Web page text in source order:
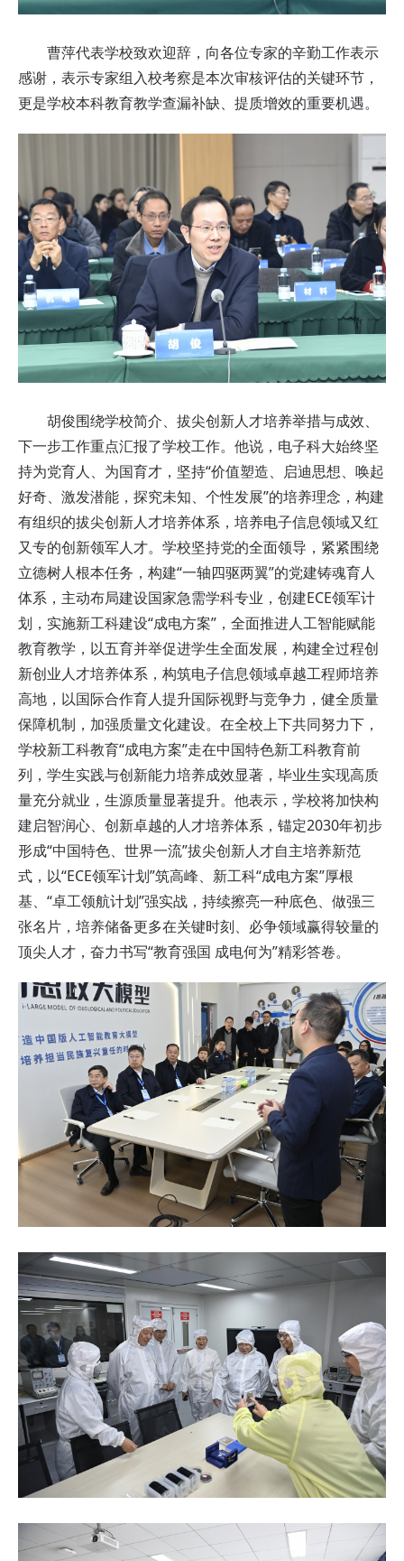
曹萍代表学校致欢迎辞，向各位专家的辛勤工作表示
感谢，表示专家组入校考察是本次审核评估的关键环节，
更是学校本科教育教学查漏补缺、提质增效的重要机遇。
胡俊围绕学校简介、拔尖创新人才培养举措与成效、
下一步工作重点汇报了学校工作。他说，电子科大始终坚
持为党育人、为国育才，坚持“价值塑造、启迪思想、唤起
好奇、激发潜能，探究未知、个性发展”的培养理念，构建
有组织的拔尖创新人才培养体系，培养电子信息领域又红
又专的创新领军人才。学校坚持党的全面领导，紧紧围绕
立德树人根本任务，构建“一轴四驱两翼”的党建铸魂育人
体系，主动布局建设国家急需学科专业，创建ECE领军计
划，实施新工科建设“成电方案”，全面推进人工智能赋能
教育教学，以五育并举促进学生全面发展，构建全过程创
新创业人才培养体系，构筑电子信息领域卓越工程师培养
高地，以国际合作育人提升国际视野与竞争力，健全质量
保障机制，加强质量文化建设。在全校上下共同努力下，
学校新工科教育“成电方案”走在中国特色新工科教育前
列，学生实践与创新能力培养成效显著，毕业生实现高质
量充分就业，生源质量显著提升。他表示，学校将加快构
建启智润心、创新卓越的人才培养体系，锚定2030年初步
形成“中国特色、世界一流”拔尖创新人才自主培养新范
式，以“ECE领军计划”筑高峰、新工科“成电方案”厚根
基、“卓工领航计划”强实战，持续擦亮一种底色、做强三
张名片，培养储备更多在关键时刻、必争领域赢得较量的
顶尖人才，奋力书写“教育强国 成电何为”精彩答卷。